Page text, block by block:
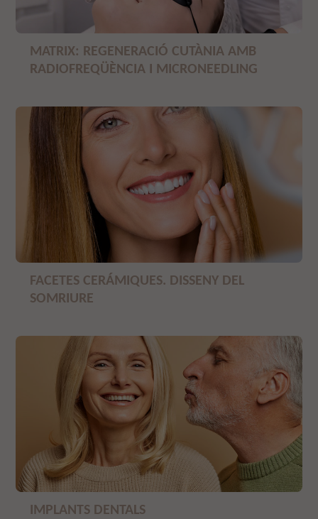
MATRIX: REGENERACIÓ CUTÀNIA AMB
RADIOFREQÜÈNCIA I MICRONEEDLING
FACETES CERÁMIQUES. DISSENY DEL
SOMRIURE
IMPLANTS DENTALS